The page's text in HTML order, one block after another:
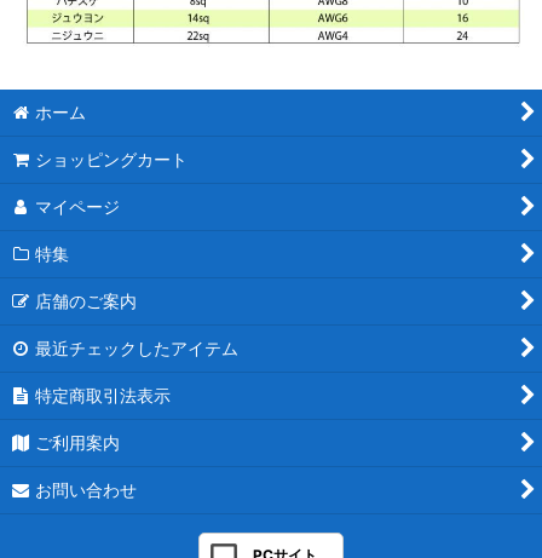
ホーム
ショッピングカート
マイページ
特集
店舗のご案内
最近チェックしたアイテム
特定商取引法表示
ご利用案内
お問い合わせ